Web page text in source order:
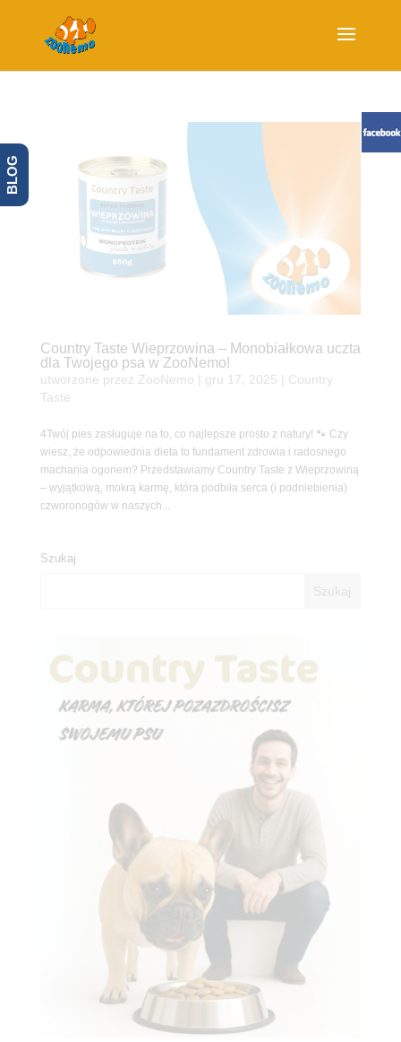
Country Taste Wieprzowina – Monobiałkowa uczta
dla Twojego psa w ZooNemo!
utworzone przez ZooNemo gru 17, 2025
Country
Taste
4Twój pies zasługuje na to, co najlepsze prosto z natury! 🐾 Czy
wiesz, że odpowiednia dieta to fundament zdrowia i radosnego
machania ogonem? Przedstawiamy Country Taste z Wieprzowiną
– wyjątkową, mokrą karmę, która podbiła serca (i podniebienia)
czworonogów w naszych...
Szukaj
BLOG